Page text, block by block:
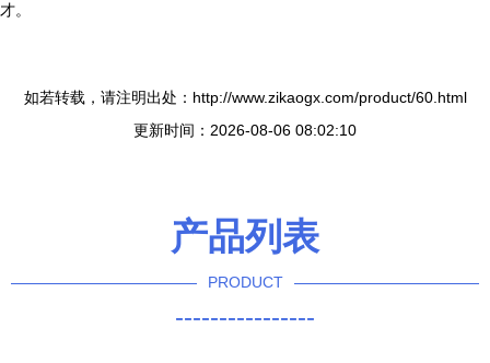
才。
如若转载，请注明出处：http://www.zikaogx.com/product/60.html
更新时间：2026-08-06 08:02:10
产品列表
PRODUCT
----------------